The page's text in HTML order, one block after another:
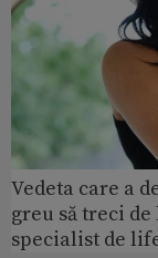
Vedeta care a
greu să treci
specialist de